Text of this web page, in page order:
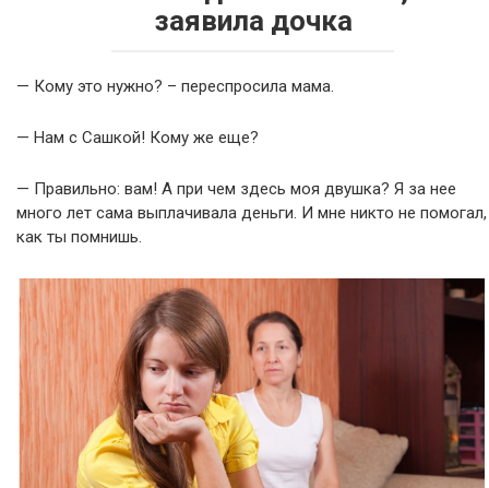
заявила дочка
— Кому это нужно? – переспросила мама.
— Нам с Сашкой! Кому же еще?
— Правильно: вам! А при чем здесь моя двушка? Я за нее
много лет сама выплачивала деньги. И мне никто не помогал,
как ты помнишь.